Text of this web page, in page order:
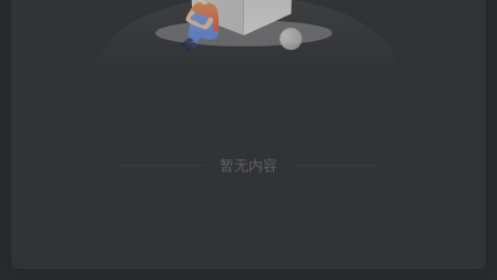
暂无内容